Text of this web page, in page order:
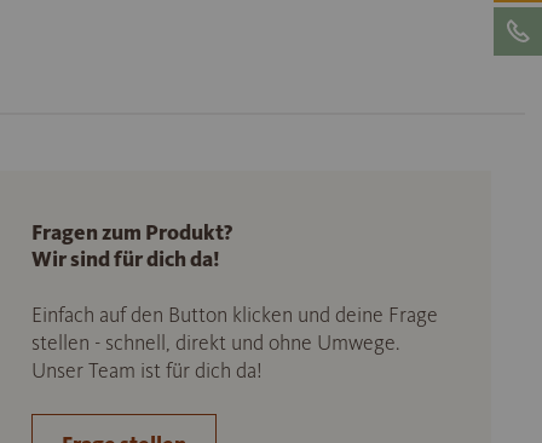
Fragen zum Produkt?
Wir sind für dich da!
Einfach auf den Button klicken und deine Frage
stellen - schnell, direkt und ohne Umwege.
Unser Team ist für dich da!